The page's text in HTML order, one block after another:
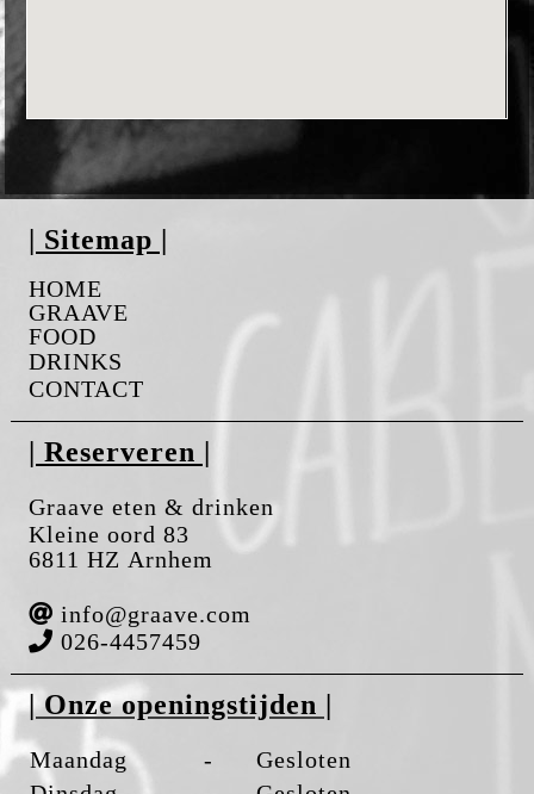
| Sitemap |
HOME
GRAAVE
FOOD
DRINKS
CONTACT
| Reserveren |
Graave eten & drinken
Kleine oord 83
6811 HZ Arnhem
info@graave.com
026-4457459
| Onze openingstijden |
Maandag -
Gesloten